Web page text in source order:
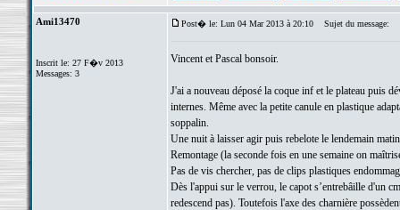
Ami13470
Inscrit le: 27 F�v 2013
Messages: 3
Post� le: Lun 04 Mar 2013 à 20:10 Sujet du message:
Vincent et Pascal bonsoir.
J'ai a nouveau déposé la coque inf et le plateau puis
internes. Même avec la petite canule en plastique
soppalin.
Une nuit à laisser agir puis rebelote le lendemain
Remontage (la seconde fois en une semaine on
Pas de vis chercher, pas de clips plastiques
Dès l'appui sur le verrou, le capot s’entrebâille d'un
redescend pas). Toutefois l'axe des charnière